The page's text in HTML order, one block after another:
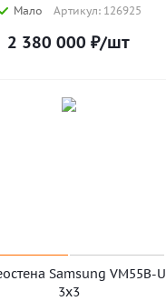
Мало Артикул: 126925
2 380 000 ₽/шт
Samsung VM55B-U
3х3